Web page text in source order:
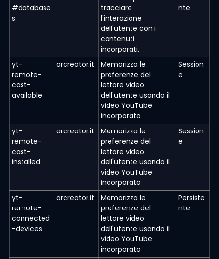
#database
s
tracciare
l'interazione
dell'utente con i
contenuti
incorporati.
nte
yt-
remote-
cast-
available
arcreator.it
Memorizza le
preferenze del
lettore video
dell'utente usando il
video YouTube
incorporato
Session
e
yt-
remote-
cast-
installed
arcreator.it
Memorizza le
preferenze del
lettore video
dell'utente usando il
video YouTube
incorporato
Session
e
yt-
remote-
connected
-devices
arcreator.it
Memorizza le
preferenze del
lettore video
dell'utente usando il
video YouTube
incorporato
Persiste
nte